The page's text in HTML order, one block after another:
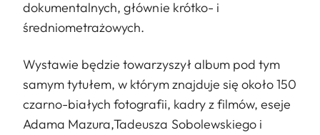
dokumentalnych, głównie krótko- i
średniometrażowych.
Wystawie będzie towarzyszył album pod tym
samym tytułem, w którym znajduje się około 150
czarno-białych fotografii, kadry z filmów, eseje
Adama Mazura,Tadeusza Sobolewskiego i